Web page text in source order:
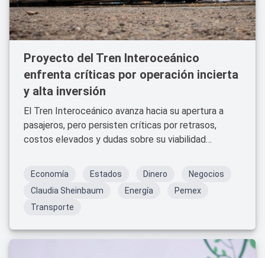
Proyecto del Tren Interoceánico
enfrenta críticas por operación incierta
y alta inversión
El Tren Interoceánico avanza hacia su apertura a
pasajeros, pero persisten críticas por retrasos,
costos elevados y dudas sobre su viabilidad
Economía Estados Dinero
Negocios
Claudia Sheinbaum
Energía
Pemex
Transporte